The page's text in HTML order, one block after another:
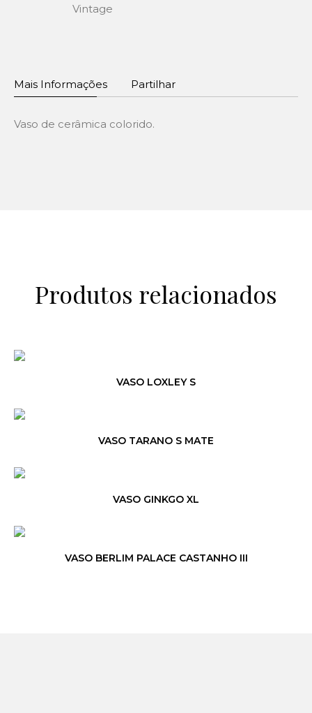
Vintage
Mais Informações Partilhar
Vaso de cerâmica colorido.
Produtos relacionados
VASO LOXLEY S
VASO TARANO S MATE
VASO GINKGO XL
VASO BERLIM PALACE CASTANHO III